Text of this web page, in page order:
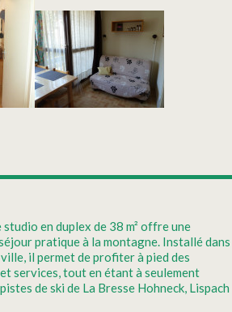
en duplex de 38 m² offre une
pratique à la montagne. Installé dans
il permet de profiter à pied des
services, tout en étant à seulement
de ski de La Bresse Hohneck, Lispach